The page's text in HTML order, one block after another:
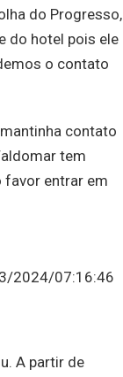
do Progresso,
do hotel pois ele
o contato
contato
tem
favor entrar em
2024/07:16:46
A partir de